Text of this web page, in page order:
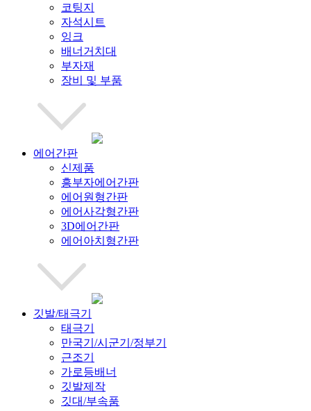
코팅지
자석시트
잉크
배너거치대
부자재
장비 및 부품
에어간판
신제품
흥부자에어간판
에어원형간판
에어사각형간판
3D에어간판
에어아치형간판
깃발/태극기
태극기
만국기/시군기/정부기
근조기
가로등배너
깃발제작
깃대/부속품